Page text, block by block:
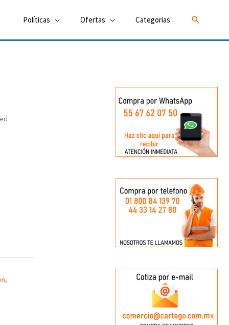
Políticas Ofertas Categorias Buscar
,